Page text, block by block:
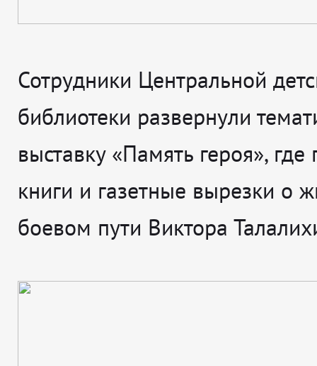
Сотрудники Центральной
библиотеки развернули
выставку «Память героя», где
книги и газетные вырезки о
боевом пути Виктора